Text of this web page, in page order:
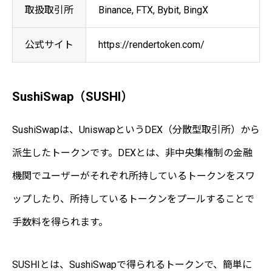
取扱取引所 Binance, FTX, Bybit, BingX
公式サイト https://rendertoken.com/
SushiSwap（SUSHI）
SushiSwapは、UniswapというDEX（分散型取引所）から
派生したトークンです。DEXとは、非中央集権制の金融
機関でユーザーがそれぞれ所持しているトークンをスワ
ップしたり、所持しているトークンをプールすることで
手数料を得られます。
SUSHIとは、SushiSwapで得られるトークンで、簡単に